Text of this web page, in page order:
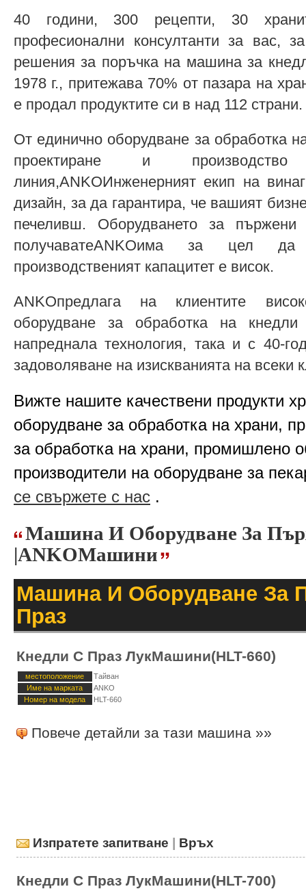
40 години, 300 рецепти, 30
професионални консултанти за вас,
решения за поръчка на машина за
1978 г., притежава 70% от пазара на
е продал продуктите си в над 112 страни.
От единично оборудване за обработка
проектиране и
линия,ANKOИнженерният екип на
дизайн, за да гарантира, че вашият
печеливш. Оборудването за
получаватеANKOима за цел
производственият капацитет е висок.
ANKOпредлага на клиентите
оборудване за обработка на
напреднала технология, така и с 40-
задоволяване на изискванията на всеки
Вижте нашите качествени продукти
оборудване за обработка на храни,
за обработка на храни, промишлено
производители на оборудване за
се свържете с нас .
Машина И Оборудване За
|ANKOМашини
Машина И Оборудване За
Праз
Кнедли С Праз ЛукМашини(HLT-660)
местоположение
Тайван
Име на марката
ANKO
Номер на модела
HLT-660
Повече детайли за тази машина »»
Изпратете запитване | Връх
Кнедли С Праз ЛукМашини(HLT-700)